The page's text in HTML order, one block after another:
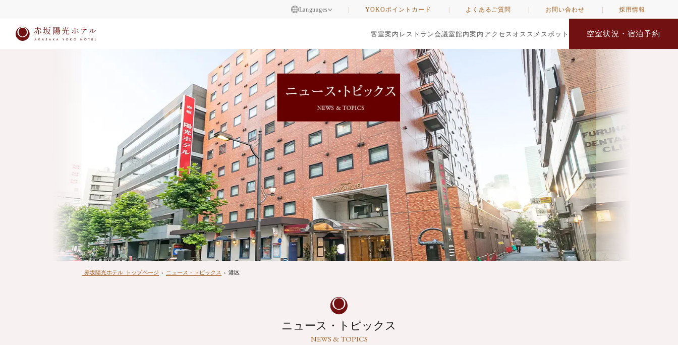
Languages YOKOポイントカード よくあるご質問 お問い合わせ 採用情報
客室案内 レストラン会議室館内案内 アクセス オススメスポット 空室状況・宿泊予約
赤坂陽光ホテル トップページ › ニュース・トピックス › 港区
ニュース・トピックス
NEWS & TOPICS